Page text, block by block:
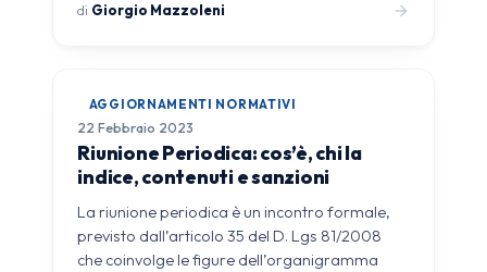
di Giorgio Mazzoleni
AGGIORNAMENTI NORMATIVI
22 Febbraio 2023
Riunione Periodica: cos’è, chi la
indice, contenuti e sanzioni
La riunione periodica è un incontro formale,
previsto dall’articolo 35 del D. Lgs 81/2008
che coinvolge le figure dell’organigramma